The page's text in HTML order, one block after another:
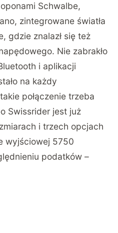
Schwalbe,
zintegrowane światła
gdzie znalazł się też
Nie zabrakło
i aplikacji
na każdy
połączenie trzeba
Swissrider jest już
i trzech opcjach
wyjściowej 5750
podatków –